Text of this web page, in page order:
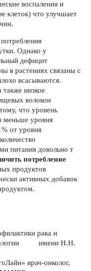
воспаления и
клеток) что улучшает
Однако у
дефицит
в растениях связаны с
всасываются.
низкое
волокон
что уровень
меньше уровня
от уровня
питания довольно т
потребление
продуктов
активных добавок
рака и
имени Н.Н.
врач-онколог,